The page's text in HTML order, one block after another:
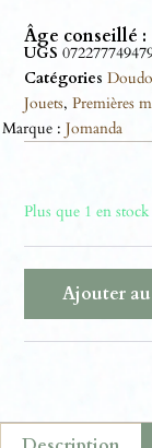
Âge conseillé :
UGS
Catégories
Jouets,Premières
Marque : Jomanda
Plus que 1 en stock
Ajouter